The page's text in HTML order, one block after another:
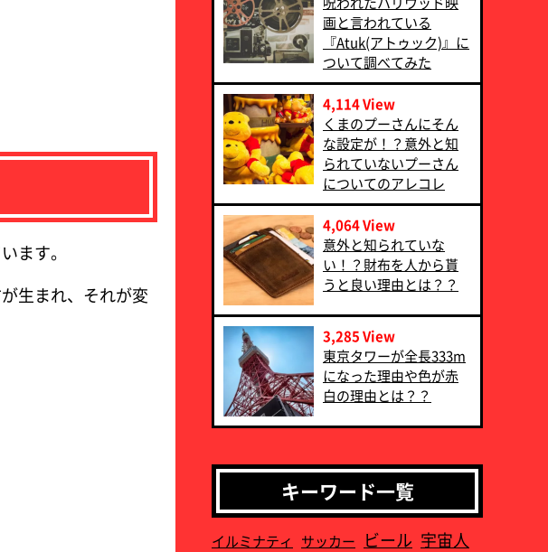
ます。
生まれ、それが変
画と言われている
『Atuk(アトゥック)』に
ついて調べてみた
4,114 View
くまのプーさんにそん
な設定が！？意外と知
られていないプーさん
についてのアレコレ
4,064 View
意外と知られていな
い！？財布を人から貰
うと良い理由とは？？
3,285 View
東京タワーが全長333m
になった理由や色が赤
白の理由とは？？
キーワード一覧
イルミナティ サッカー ビール 宇宙人